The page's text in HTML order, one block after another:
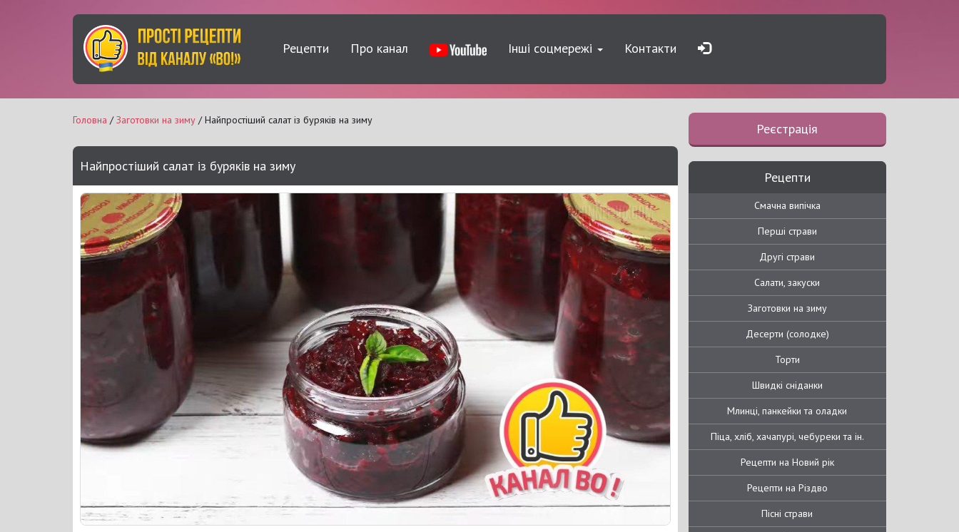
Рецепти Про канал Інші соцмережі Контакти
Головна /Заготовки на зиму / Найпростіший салат із буряків на зиму
Найпростіший салат із буряків на зиму
Реєстрація
Рецепти
Смачна випічка
Перші страви
Другі страви
Салати, закуски
Заготовки на зиму
Десерти (солодке)
Торти
Швидкі сніданки
Млинці, панкейки та оладки
Піца, хліб, хачапурі, чебуреки та ін.
Рецепти на Новий рік
Рецепти на Різдво
Пісні страви